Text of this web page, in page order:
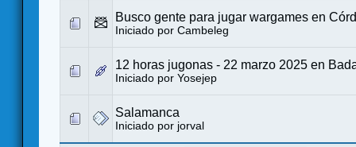
Busco gente para jugar wargames en
Iniciado por Cambeleg
12 horas jugonas - 22 marzo 2025 en
Iniciado por Yosejep
Salamanca
Iniciado por jorval